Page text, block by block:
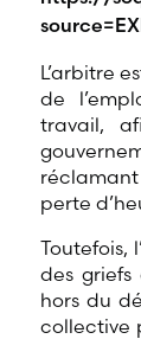
L’arbitre
de
travail,
perte
Toutefois,
des griefs
hors du
collective